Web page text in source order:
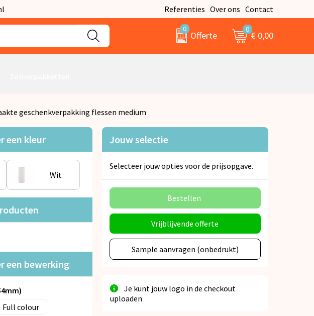
Referenties Over ons Contact
0
Offerte
0
€ 0,00
geschenkverpakking flessen medium
een kleur
Wit
een bewerking
Full colour
Jouw selectie
Selecteer jouw opties voor de prijsopgave.
Bestellen
Vrijblijvende offerte
Sample aanvragen (onbedrukt)
Je kunt jouw logo in de checkout
uploaden